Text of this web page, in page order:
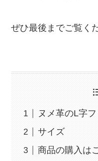
ぜひ最後までご覧く
ヌメ革のL字
サイズ
商品の購入は